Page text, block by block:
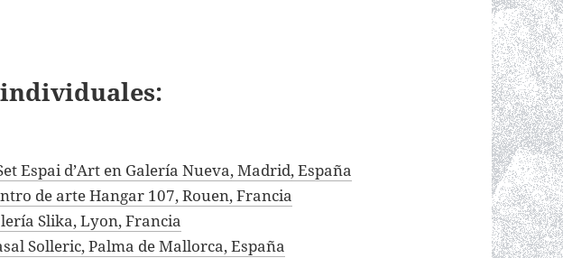
Espai d’Art en Galería Nueva, Madrid, España
de arte Hangar 107, Rouen, Francia
Slika, Lyon, Francia
Solleric, Palma de Mallorca, España